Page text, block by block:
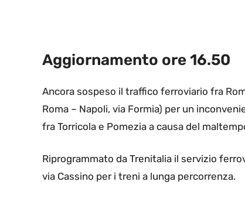
Aggiornamento ore 16.50
Ancora sospeso il traffico ferroviario fra
Roma – Napoli, via Formia) per un
fra Torricola e Pomezia a causa del
Riprogrammato da Trenitalia il servizio
via Cassino per i treni a lunga percorrenza.